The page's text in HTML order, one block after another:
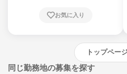
崎県、熊本県、大分県、宮崎県、鹿児島県、
お気に入り
トップペー
同じ勤務地の募集を探す